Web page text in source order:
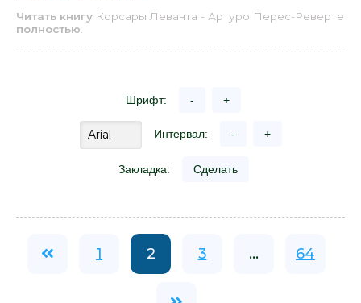
Читать книгу Корсары Леванта - Артуро Перес-Реверте
полностью
Шрифт: - +
Интервал: - +
Закладка: Сделать
1 2 3 ... 64